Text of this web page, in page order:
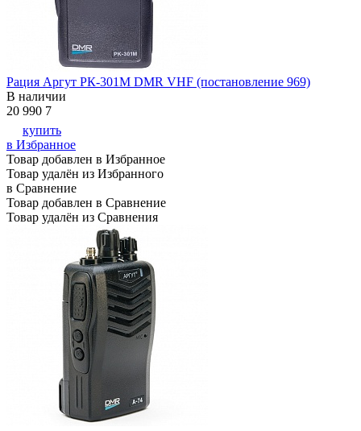
Рация Аргут РК-301М DMR VHF (постановление 969)
В наличии
20 990 7
купить
в Избранное
Товар добавлен в Избранное
Товар удалён из Избранного
в Сравнение
Товар добавлен в Сравнение
Товар удалён из Сравнения